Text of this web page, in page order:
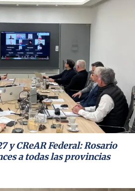
y CReAR Federal: Rosario
a todas las provincias